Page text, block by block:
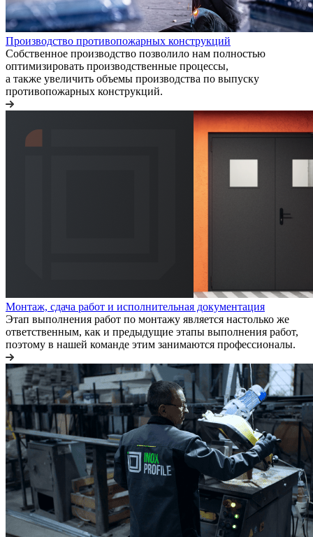
Производство противопожарных конструкций
Собственное производство позволило нам полностью
оптимизировать производственные процессы,
а также увеличить объемы производства по выпуску
противопожарных конструкций.
Монтаж, сдача работ и исполнительная документация
Этап выполнения работ по монтажу является настолько же
ответственным, как и предыдущие этапы выполнения работ,
поэтому в нашей команде этим занимаются профессионалы.